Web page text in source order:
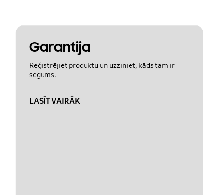
Garantija
Reģistrējiet produktu un uzziniet, kāds tam ir
segums.
LASĪT VAIRĀK